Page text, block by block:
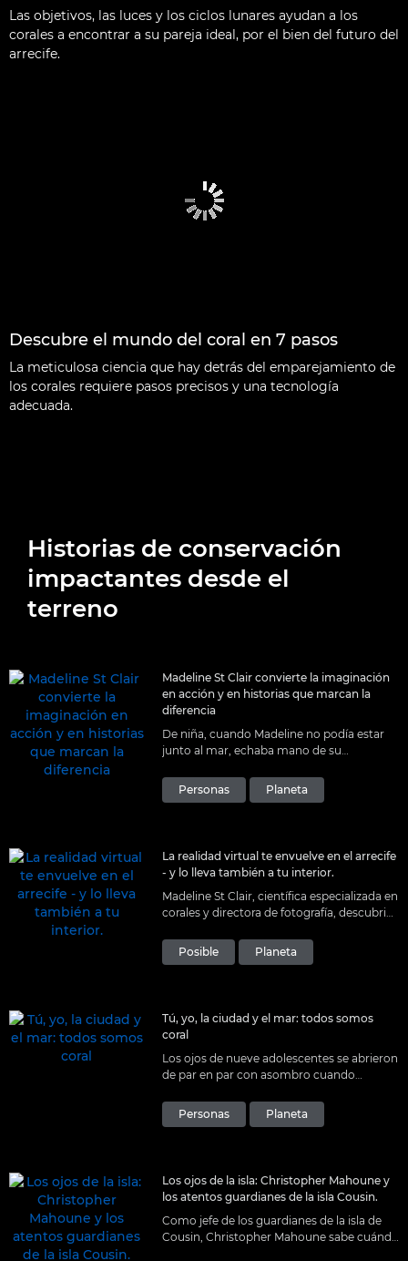
Las objetivos, las luces y los ciclos lunares ayudan a los
corales a encontrar a su pareja ideal, por el bien del futuro del
arrecife.
Descubre el mundo del coral en 7 pasos
La meticulosa ciencia que hay detrás del emparejamiento de
los corales requiere pasos precisos y una tecnología
adecuada.
Historias de conservación
impactantes desde el
terreno
Madeline St Clair convierte la imaginación
en acción y en historias que marcan la
diferencia
De niña, cuando Madeline no podía estar
junto al mar, echaba mano de su
comparte con el mundo.
Personas Planeta
La realidad virtual te envuelve en el arrecife
- y lo lleva también a tu interior.
Madeline St Clair, científica especializada en
corales y directora de fotografía, descubrió
no solo de ver la realidad de los arrecifes,
sino también de sentirla.
Posible Planeta
Tú, yo, la ciudad y el mar: todos somos
coral
Los ojos de nueve adolescentes se abrieron
de par en par con asombro cuando
ecosistemas de coral con el fotógrafo y
biólogo marino Martin Colognoli.
Personas Planeta
Los ojos de la isla: Christopher Mahoune y
los atentos guardianes de la isla Cousin.
Como jefe de los guardianes de la isla de
Cousin, Christopher Mahoune sabe cuándo